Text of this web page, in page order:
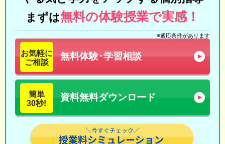
まずは無料の体験授業で実感！
※適応条件があります
お気軽に
ご相談
無料体験･学習相談
簡単
30秒!
資料無料ダウンロード